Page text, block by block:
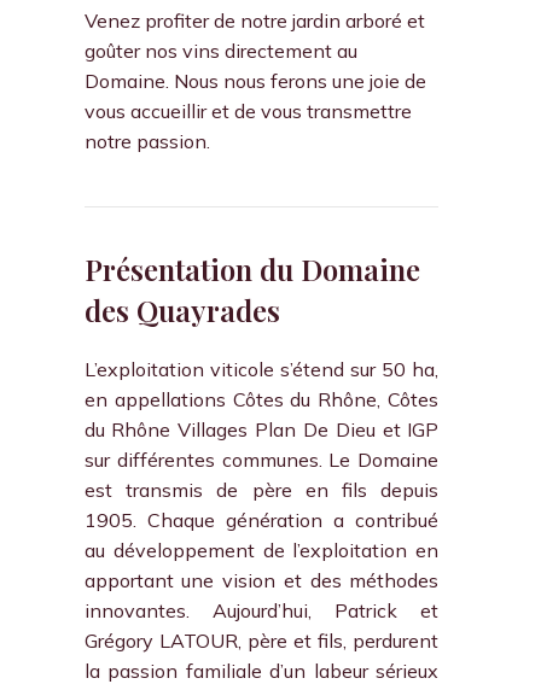
Venez profiter de notre jardin arboré et
goûter nos vins directement au
Domaine. Nous nous ferons une joie de
vous accueillir et de vous transmettre
notre passion.
Présentation du Domaine
des Quayrades
L’exploitation viticole s’étend sur 50 ha,
en appellations Côtes du Rhône, Côtes
du Rhône Villages Plan De Dieu et IGP
sur différentes communes. Le Domaine
est transmis de père en fils depuis
1905. Chaque génération a contribué
au développement de l’exploitation en
apportant une vision et des méthodes
innovantes. Aujourd’hui, Patrick et
Grégory LATOUR, père et fils, perdurent
la passion familiale d’un labeur sérieux